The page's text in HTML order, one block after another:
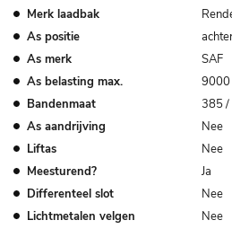
Merk laadbak
As positie
As merk
SAF
As belasting max.
9000
Bandenmaat
385 /
As aandrijving
Nee
Liftas
Nee
Meesturend?
Ja
Differenteel slot
Nee
Lichtmetalen velgen
Nee